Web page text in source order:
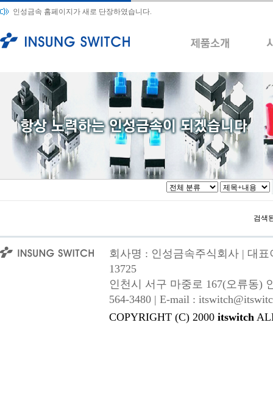
인성금속 홈페이지가 새로 단장하였습니다.
검색
회사명 : 인성금속주식회사 | 대
13725
인천시 서구 마중로 167(오류동)
564-3480 | E-mail :
COPYRIGHT (C) 2000 itswitch